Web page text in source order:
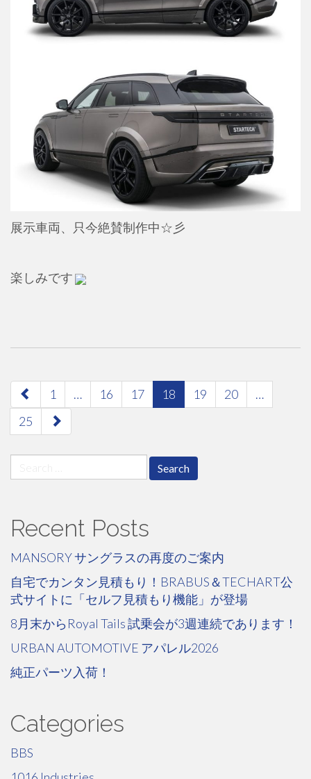
展示車両、只今絶賛制作中☆彡
楽しみです
paging-
navigation
1 … 16 17 18 19 20
…
25
for:
Recent Posts
MANSORY サングラスの再度のご案内
自宅でカンタン見積もり！BRABUS＆TECHART公
式サイトに「セルフ見積もり機能」が登場
8月末からRoyal Tails 試乗会が3週連続であります！
URBAN AUTOMOTIVE アパレル2026
純正パーツ入荷！
Categories
BBS